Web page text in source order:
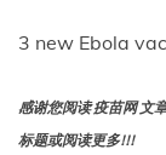
吗？
3 new Ebola
感谢您阅读 疫苗网 文
标题或阅读更多!!!